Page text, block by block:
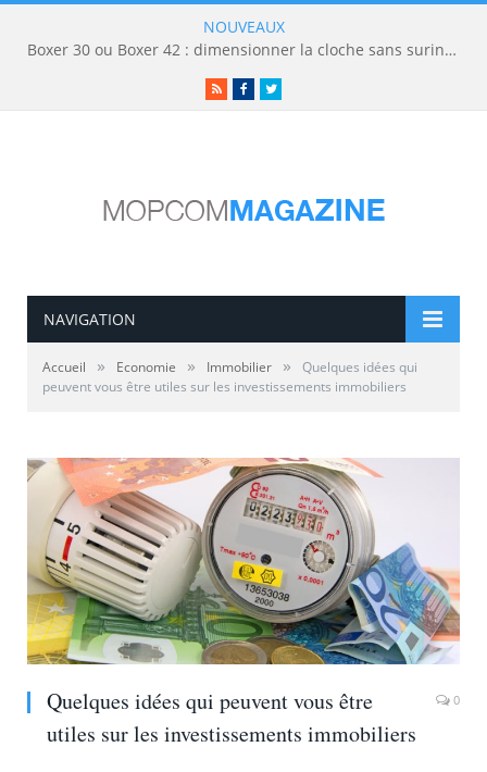
NOUVEAUX
Boxer 30 ou Boxer 42 : dimensionner la cloche sans surinvestir
RSSFacebookTwitter
NAVIGATION
Accueil » Economie » Immobilier »
Quelques idées qui
peuvent vous être utiles sur les investissements immobiliers
Quelques idées qui peuvent vous être
utiles sur les investissements immobiliers
0